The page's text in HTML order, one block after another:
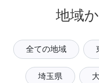
地域
全ての地域
埼玉県